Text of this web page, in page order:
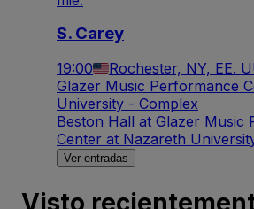
S. Carey
19:00 Rochester, NY, EE.
Glazer Music Performance
University - Complex
Beston Hall at Glazer Music
Center at Nazareth
Ver entradas
Visto